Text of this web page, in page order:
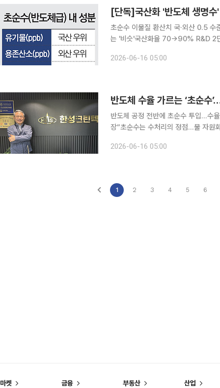
초순수 이물질 환산치 국·외산 0.5
는 '비슷'국산화율 70→90% R&D 2단계 추진…실적
유기물·이온 등을 제거한 순수에 가장
2026-06-16 05:00
반도체 공정 전반에 초순수 투입…수
장“초순수는 수처리의 정점…물 자원화 중요성 커질 것” “반도체
석 한성크린텍 대표는 최근 서울 강남
2026-06-16 05:00
1 2 3 4 5 6
마켓 금융 부동산 산업